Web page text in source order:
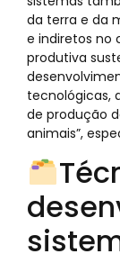
da terra e da
e indiretos no
produtiva
tecnológicas,
de produção
animais”,